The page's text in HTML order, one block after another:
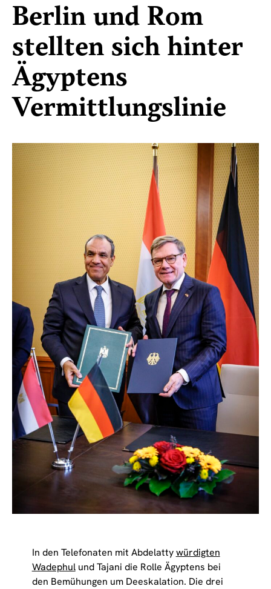
Berlin und Rom
stellten sich hinter
Ägyptens
Vermittlungslinie
In den Telefonaten mit Abdelattywürdigten
Wadephulund Tajani die Rolle Ägyptens bei
den Bemühungen um Deeskalation. Die drei